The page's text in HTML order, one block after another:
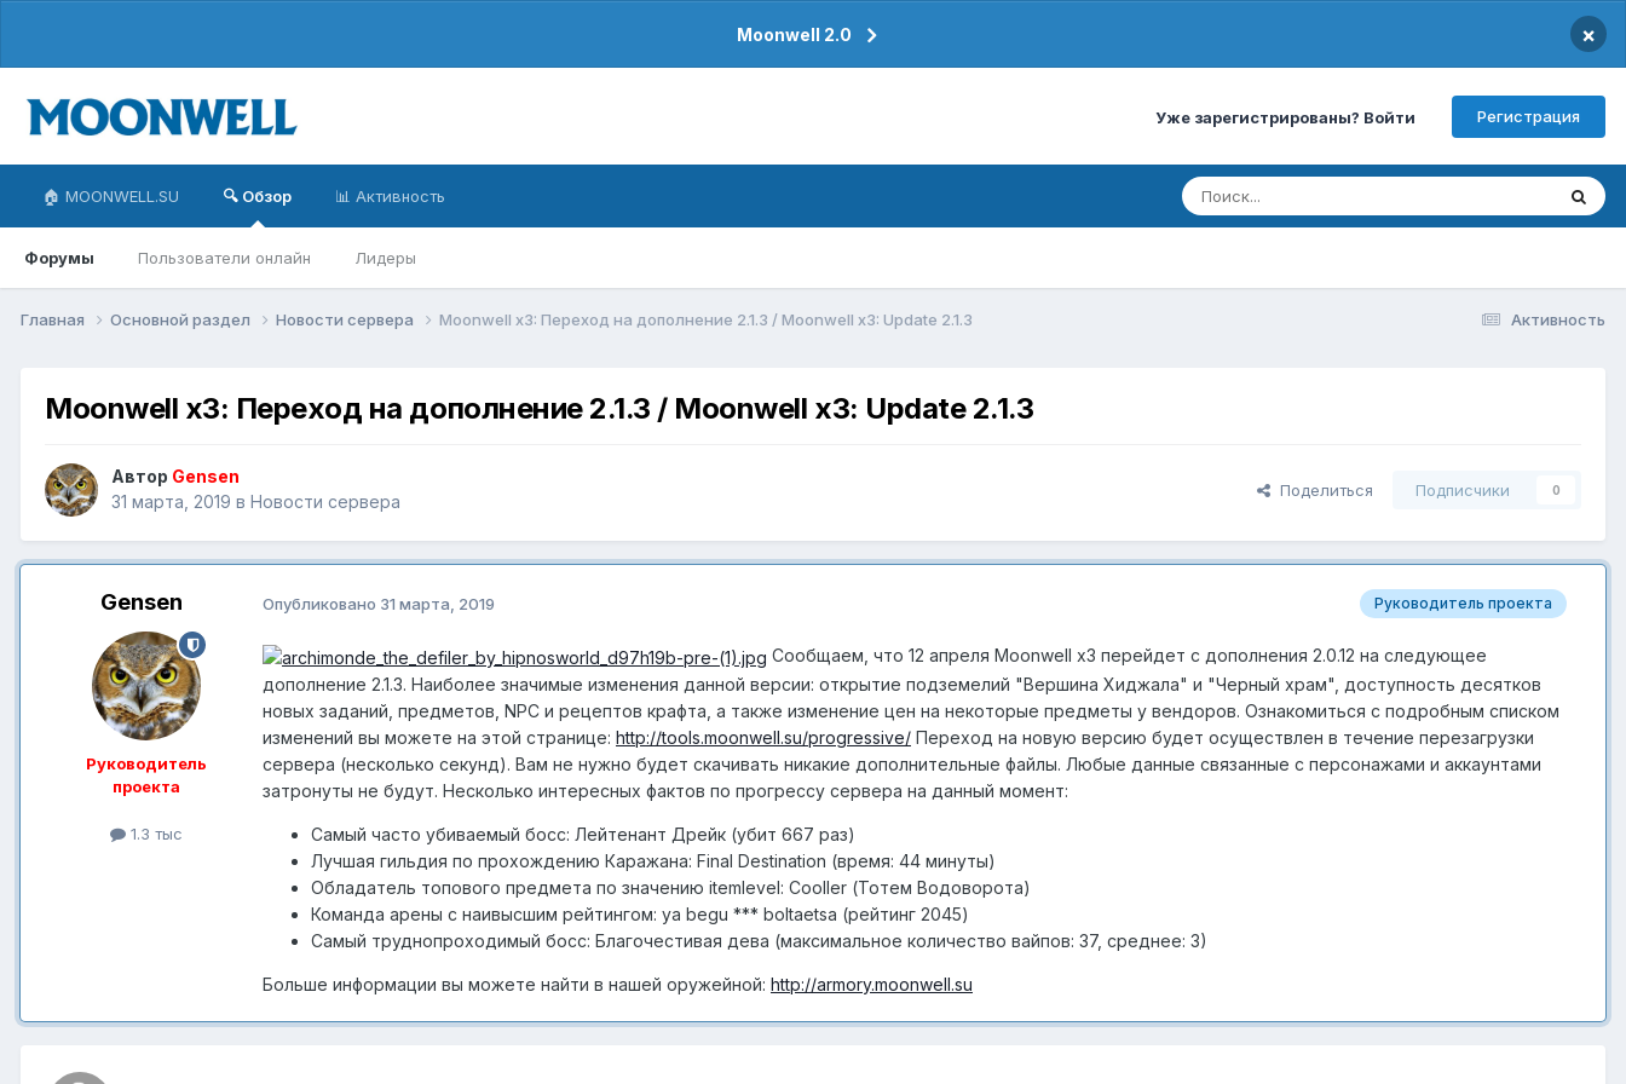
Moonwell 2.0 ×
Уже зарегистрированы? Войти Регистрация
🏠 MOONWELL.SU 🔍 Обзор
Форумы Пользователи онлайн Лидеры
📊 Активность
Активность
Главная Основной раздел Новости сервера Moonwell x3: Переход на дополнение 2.1.3 / Moonwell x3: Update 2.1.3
Moonwell x3: Переход на дополнение 2.1.3 / Moonwell x3: Update 2.1.3
Автор Gensen
31 марта, 2019 в Новости сервера
Поделиться Подписчики 0
Gensen
Руководитель
проекта
1.3 тыс
Руководитель проекта
Опубликовано 31 марта, 2019
Сообщаем, что 12 апреля Moonwell x3 перейдет с дополнения 2.0.12 на следующее
дополнение 2.1.3. Наиболее значимые изменения данной версии: открытие подземелий "Вершина Хиджала" и "Черный храм", доступность десятков
новых заданий, предметов, NPC и рецептов крафта, а также изменение цен на некоторые предметы у вендоров. Ознакомиться с подробным списком
изменений вы можете на этой странице: http://tools.moonwell.su/progressive/ Переход на новую версию будет осуществлен в течение перезагрузки
сервера (несколько секунд). Вам не нужно будет скачивать никакие дополнительные файлы. Любые данные связанные с персонажами и аккаунтами
затронуты не будут. Несколько интересных фактов по прогрессу сервера на данный момент:
Самый часто убиваемый босс: Лейтенант Дрейк (убит 667 раз)
Лучшая гильдия по прохождению Каражана: Final Destination (время: 44 минуты)
Обладатель топового предмета по значению itemlevel: Cooller (Тотем Водоворота)
Команда арены с наивысшим рейтингом: ya begu *** boltaetsa (рейтинг 2045)
Самый труднопроходимый босс: Благочестивая дева (максимальное количество вайпов: 37, среднее: 3)
Больше информации вы можете найти в нашей оружейной: http://armory.moonwell.su